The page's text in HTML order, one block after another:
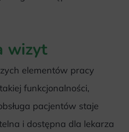
wizyt
elementów pracy
funkcjonalności,
pacjentów staje
i dostępna dla lekarza